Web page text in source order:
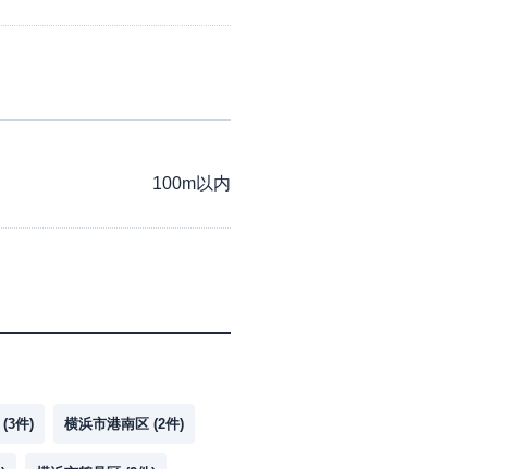
100m以内
(3件) 横浜市港南区 (2件)